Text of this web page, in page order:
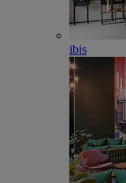
ibis